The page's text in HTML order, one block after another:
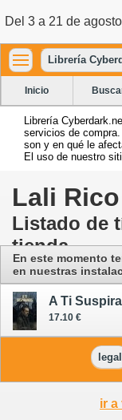
Del 3 a 21 de
Librería
Inicio
Librería
servicios de
son y en qué le
El uso de nuestro
Lali Rico
Listado de
tienda
En este momento
en nuestras
A Ti
17.10 €
legal
ir a